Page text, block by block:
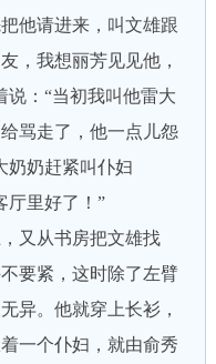
他请进来，叫文雄跟
，我想丽芳见见他，
说：“当初我叫他雷大
骂走了，他一点儿怨
奶奶赶紧叫仆妇
厅里好了！”
又从书房把文雄找
要紧，这时除了左臂
异。他就穿上长衫，
一个仆妇，就由俞秀